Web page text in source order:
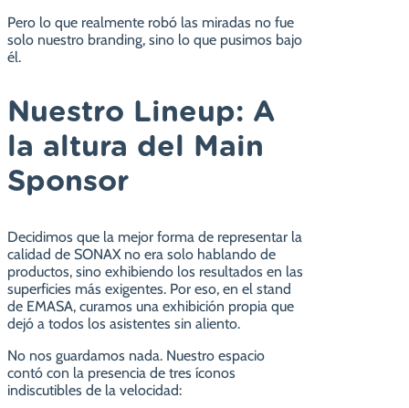
Pero lo que realmente robó las miradas no fue
solo nuestro branding, sino lo que pusimos bajo
él.
Nuestro Lineup: A
la altura del Main
Sponsor
Decidimos que la mejor forma de representar la
calidad de SONAX no era solo hablando de
productos, sino exhibiendo los resultados en las
superficies más exigentes. Por eso, en el stand
de EMASA, curamos una exhibición propia que
dejó a todos los asistentes sin aliento.
No nos guardamos nada. Nuestro espacio
contó con la presencia de tres íconos
indiscutibles de la velocidad: